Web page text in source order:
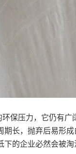
保压力，它仍有
长，抛弃后易形
的企业必然会被